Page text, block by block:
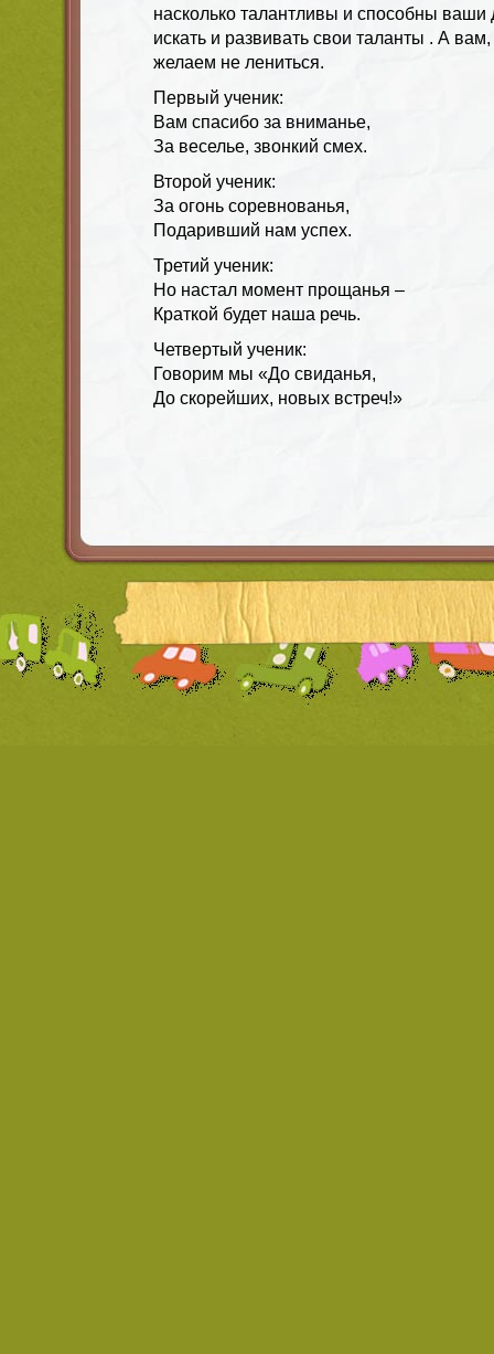
насколько талантливы и способны ваши
искать и развивать свои таланты . А
желаем не лениться.
Первый ученик:
Вам спасибо за вниманье,
За веселье, звонкий смех.
Второй ученик:
За огонь соревнованья,
Подаривший нам успех.
Третий ученик:
Но настал момент прощанья –
Краткой будет наша речь.
Четвертый ученик:
Говорим мы «До свиданья,
До скорейших, новых встреч!»